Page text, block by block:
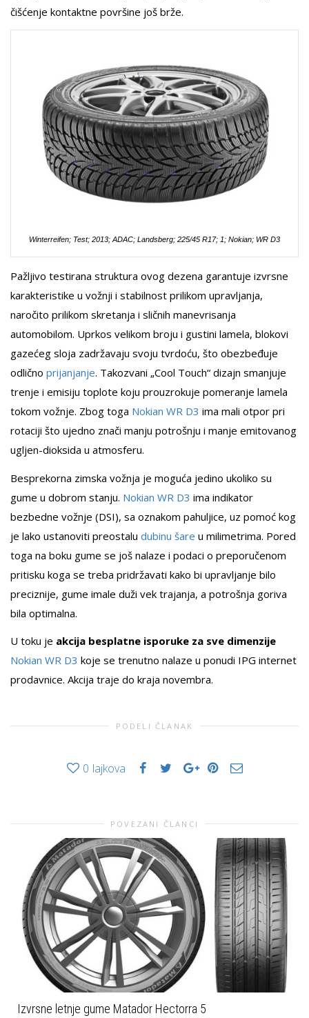
čišćenje kontaktne površine još brže.
Winterreifen; Test; 2013; ADAC; Landsberg; 225/45 R17; 1; Nokian; WR D3
Pažljivo testirana struktura ovog dezena garantuje izvrsne
karakteristike u vožnji i stabilnost prilikom upravljanja,
naročito prilikom skretanja i sličnih manevrisanja
automobilom. Uprkos velikom broju i gustini lamela, blokovi
gazećeg sloja zadržavaju svoju tvrdoću, što obezbeđuje
odlično prijanjanje. Takozvani „Cool Touch“ dizajn smanjuje
trenje i emisiju toplote koju prouzrokuje pomeranje lamela
tokom vožnje. Zbog toga Nokian WR D3 ima mali otpor pri
rotaciji što ujedno znači manju potrošnju i manje emitovanog
ugljen-dioksida u atmosferu.
Besprekorna zimska vožnja je moguća jedino ukoliko su
gume u dobrom stanju. Nokian WR D3 ima indikator
bezbedne vožnje (DSI), sa oznakom pahuljice, uz pomoć kog
je lako ustanoviti preostalu dubinu šare u milimetrima. Pored
toga na boku gume se još nalaze i podaci o preporučenom
pritisku koga se treba pridržavati kako bi upravljanje bilo
preciznije, gume imale duži vek trajanja, a potrošnja goriva
bila optimalna.
U toku je akcija besplatne isporuke za sve dimenzije
Nokian WR D3 koje se trenutno nalaze u ponudi IPG internet
prodavnice. Akcija traje do kraja novembra.
PODELI ČLANAK
0 lajkova
POVEZANI ČLANCI
Izvrsne letnje gume Matador Hectorra 5